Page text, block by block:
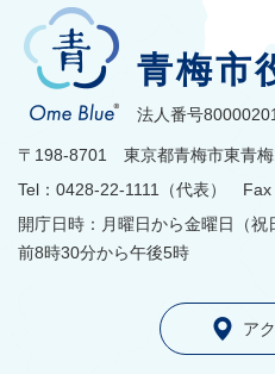
青梅市
法人番号
〒198-8701 東京都青梅市東青梅
Tel：0428-22-1111（代表） Fax
開庁日時：月曜日から金曜日（
前8時30分から午後5時
ア